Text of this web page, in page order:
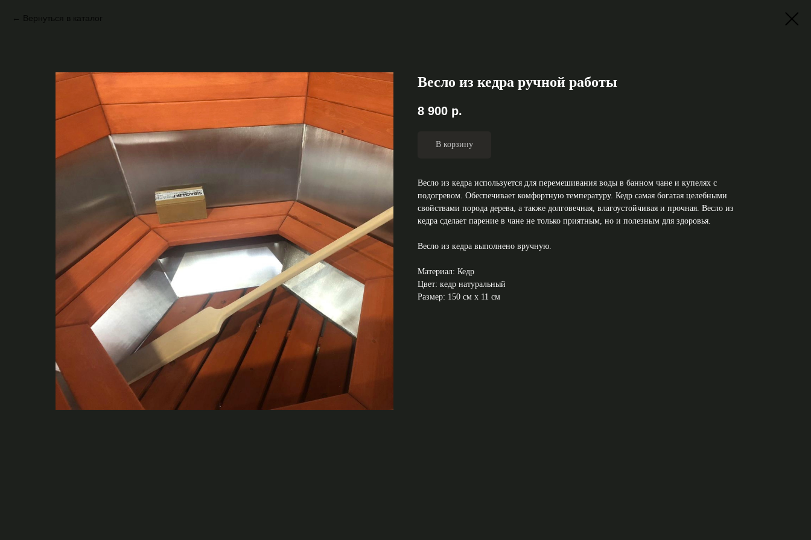
Вернуться в каталог
Весло из кедра ручной работы
8 900 р.
В корзину
Весло из кедра используется для перемешивания воды в банном чане и купелях с
подогревом. Обеспечивает комфортную температуру. Кедр самая богатая целебными
свойствами порода дерева, а также долговечная, влагоустойчивая и прочная. Весло из
кедра сделает парение в чане не только приятным, но и полезным для здоровья.
Весло из кедра выполнено вручную.
Материал: Кедр
Цвет: кедр натуральный
Размер: 150 см х 11 см